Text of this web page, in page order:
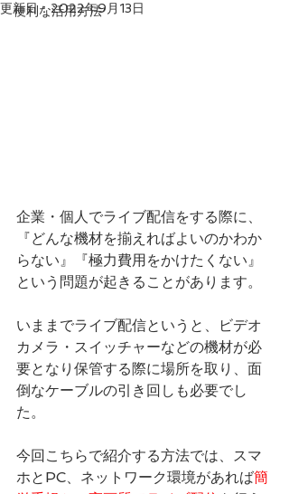
便利な活用方法
更新日：2022年9月13日
企業・個人でライブ配信をする際に、
『どんな機材を揃えればよいのかわか
らない』『極力費用をかけたくない』
という問題が起きることがあります。
いままでライブ配信というと、ビデオ
カメラ・スイッチャーなどの機材が必
要となり保管する際に場所を取り、面
倒なケーブルの引き回しも必要でし
た。
今回こちらで紹介する方法では、スマ
ホとPC、ネットワーク環境があれば簡